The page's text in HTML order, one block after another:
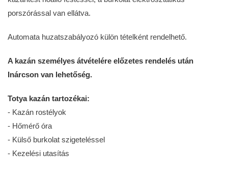
porszórással van ellátva.
Automata huzatszabályozó külön tételként rendelhető.
A kazán személyes átvételére előzetes rendelés után
Inárcson van lehetőség.
Totya kazán tartozékai:
- Kazán rostélyok
- Hőmérő óra
- Külső burkolat szigeteléssel
- Kezelési utasítás